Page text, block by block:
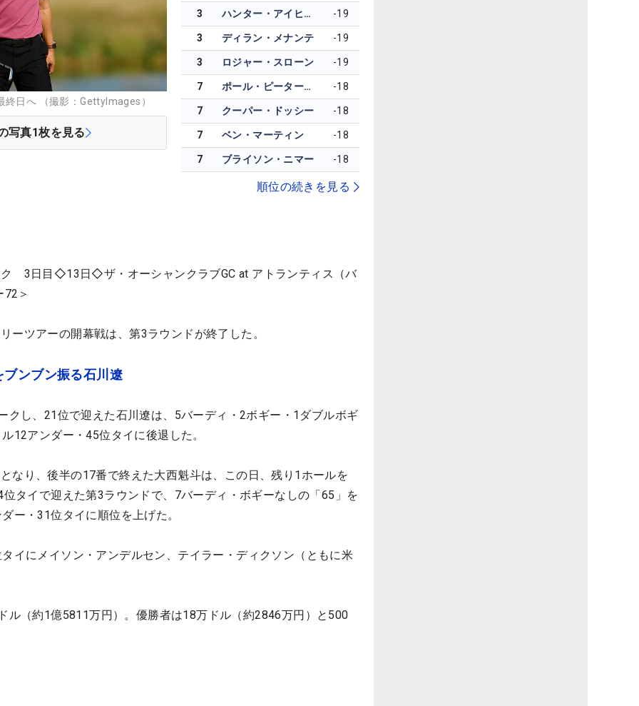
日へ （撮影：GettyImages）
写真1枚を見る
3 ハンター・アイヒホルン -19
3 ディラン・メナンテ -19
3 ロジャー・スローン -19
7 ポール・ピーターソン -18
7 クーパー・ドッシー -18
7 ベン・マーティン -18
7 ブライソン・ニマー -18
順位の続きを見る
ク 3日目◇13日◇ザ・オーシャンクラブGC at アトランティス（バ
＞
ーツアーの開幕戦は、第3ラウンドが終了した。
ンブン振る石川遼
クし、21位で迎えた石川遼は、5バーディ・2ボギー・1ダブルボギ
12アンダー・45位タイに後退した。
なり、後半の17番で終えた大西魁斗は、この日、残り1ホールを
タイで迎えた第3ラウンドで、7バーディ・ボギーなしの「65」を
ー・31位タイに順位を上げた。
イにメイソン・アンデルセン、テイラー・ディクソン（ともに米
ル（約1億5811万円）。優勝者は18万ドル（約2846万円）と500